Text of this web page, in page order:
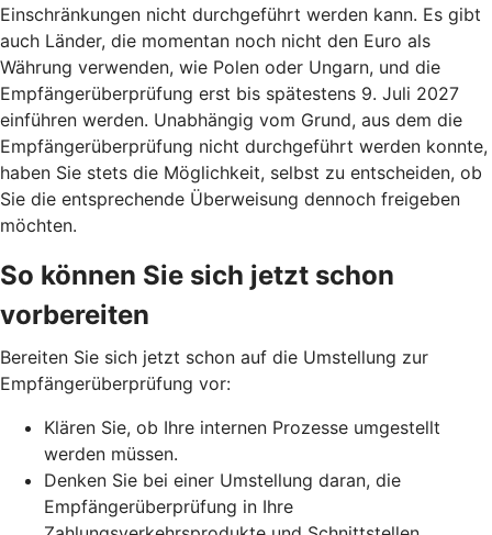
Einschränkungen nicht durchgeführt werden kann. Es gibt
auch Länder, die momentan noch nicht den Euro als
Währung verwenden, wie Polen oder Ungarn, und die
Empfängerüberprüfung erst bis spätestens 9. Juli 2027
einführen werden. Unabhängig vom Grund, aus dem die
Empfängerüberprüfung nicht durchgeführt werden konnte,
haben Sie stets die Möglichkeit, selbst zu entscheiden, ob
Sie die entsprechende Überweisung dennoch freigeben
möchten.
So können Sie sich jetzt schon
vorbereiten
Bereiten Sie sich jetzt schon auf die Umstellung zur
Empfängerüberprüfung vor:
Klären Sie, ob Ihre internen Prozesse umgestellt
werden müssen.
Denken Sie bei einer Umstellung daran, die
Empfängerüberprüfung in Ihre